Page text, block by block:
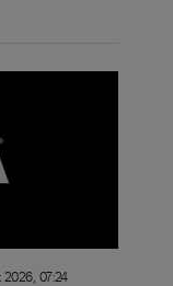
07:24